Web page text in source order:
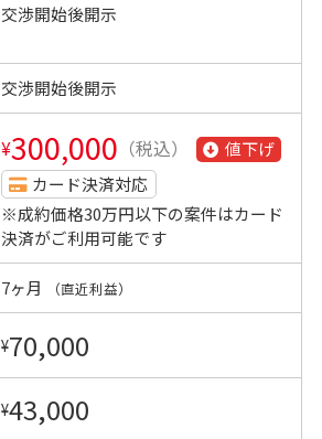
交渉開始後開示
交渉開始後開示
¥300,000 （税込）
値下げ
カード決済対応
※成約価格30万円以下の案件はカード
決済がご利用可能です
7ヶ月 （直近利益）
¥70,000
¥43,000